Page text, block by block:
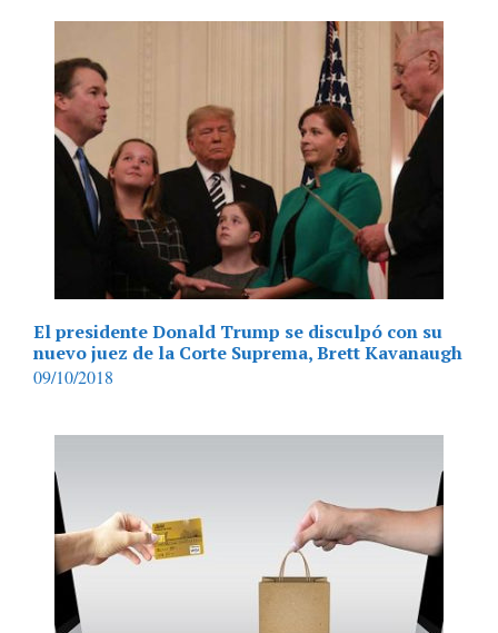
El presidente Donald Trump se disculpó con su
nuevo juez de la Corte Suprema, Brett Kavanaugh
09/10/2018